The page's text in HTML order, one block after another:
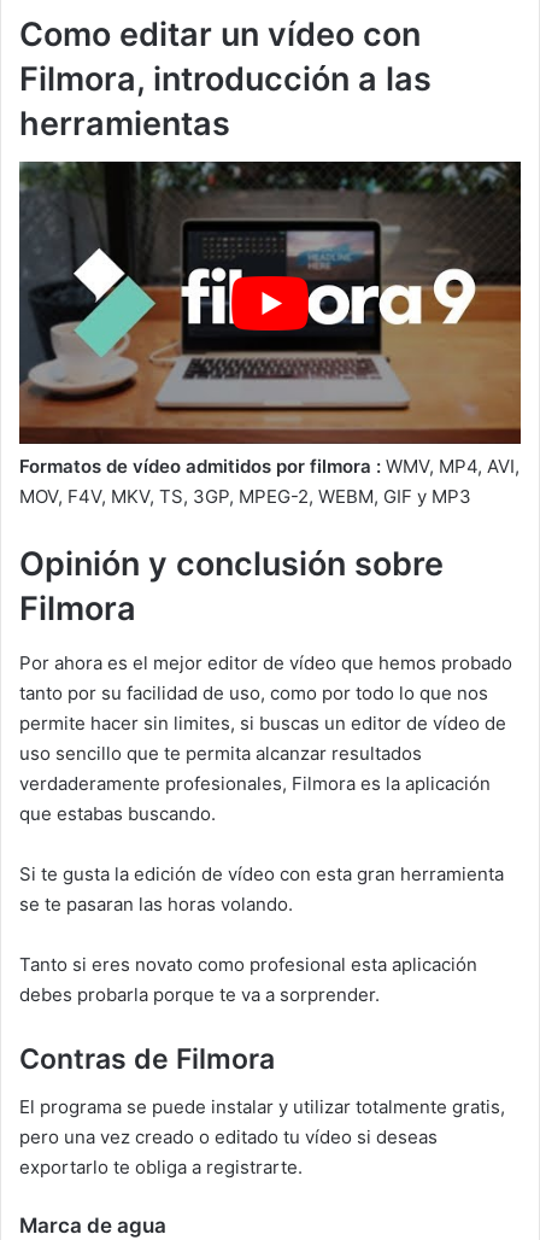
Como editar un vídeo con
Filmora, introducción a las
herramientas
Formatos de vídeo admitidos por filmora : WMV, MP4, AVI,
MOV, F4V, MKV, TS, 3GP, MPEG-2, WEBM, GIF y MP3
Opinión y conclusión sobre
Filmora
Por ahora es el mejor editor de vídeo que hemos probado
tanto por su facilidad de uso, como por todo lo que nos
permite hacer sin limites, si buscas un editor de vídeo de
uso sencillo que te permita alcanzar resultados
verdaderamente profesionales, Filmora es la aplicación
que estabas buscando.
Si te gusta la edición de vídeo con esta gran herramienta
se te pasaran las horas volando.
Tanto si eres novato como profesional esta aplicación
debes probarla porque te va a sorprender.
Contras de Filmora
El programa se puede instalar y utilizar totalmente gratis,
pero una vez creado o editado tu vídeo si deseas
exportarlo te obliga a registrarte.
Marca de agua